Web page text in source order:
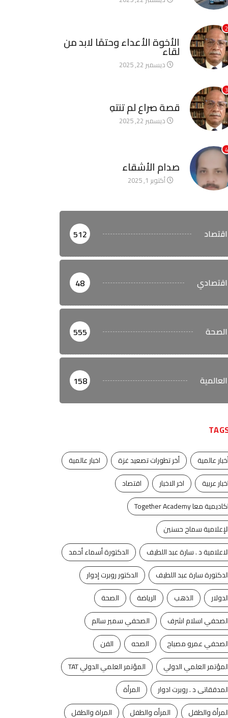
2
الأخوة الأعداء وحتمًا لابد من
لقاء
ديسمبر 22, 2025
3
قصة صراع لم تنتهِ
ديسمبر 22, 2025
4
صدام الأشقاء
أكتوبر 1, 2025
اقتصاد 512
اقتصادي 48
الصحة 555
العالمية 158
عالمية أخر تطورات تصعيد غزة
اخبار عالمية
اخبار عربية
اخر الاخبار
اقتصاد
اكاديمية معا Together Academy
الإعلامية سماح حسنين
الاعلامية د . سارة عبد اللطيف
الدكتورة أسماء أحمد
الدكتورة سارة عبد اللطيف
الدكتور روبرت إدوار
الدولار
الذهب الرياضة
الصحة
الصحفي اسلام اشرف
الصحفي سمير سالم
الصحفي عمرو مصباح
الصحه
الفن
المؤتمر العلمي الدولي
المؤتمر العلمي الدولي TAT
المدققاتى د . روبرت ادوار
المرأة
المرأة والطفل
المرأه والطفل
المراة والطفل